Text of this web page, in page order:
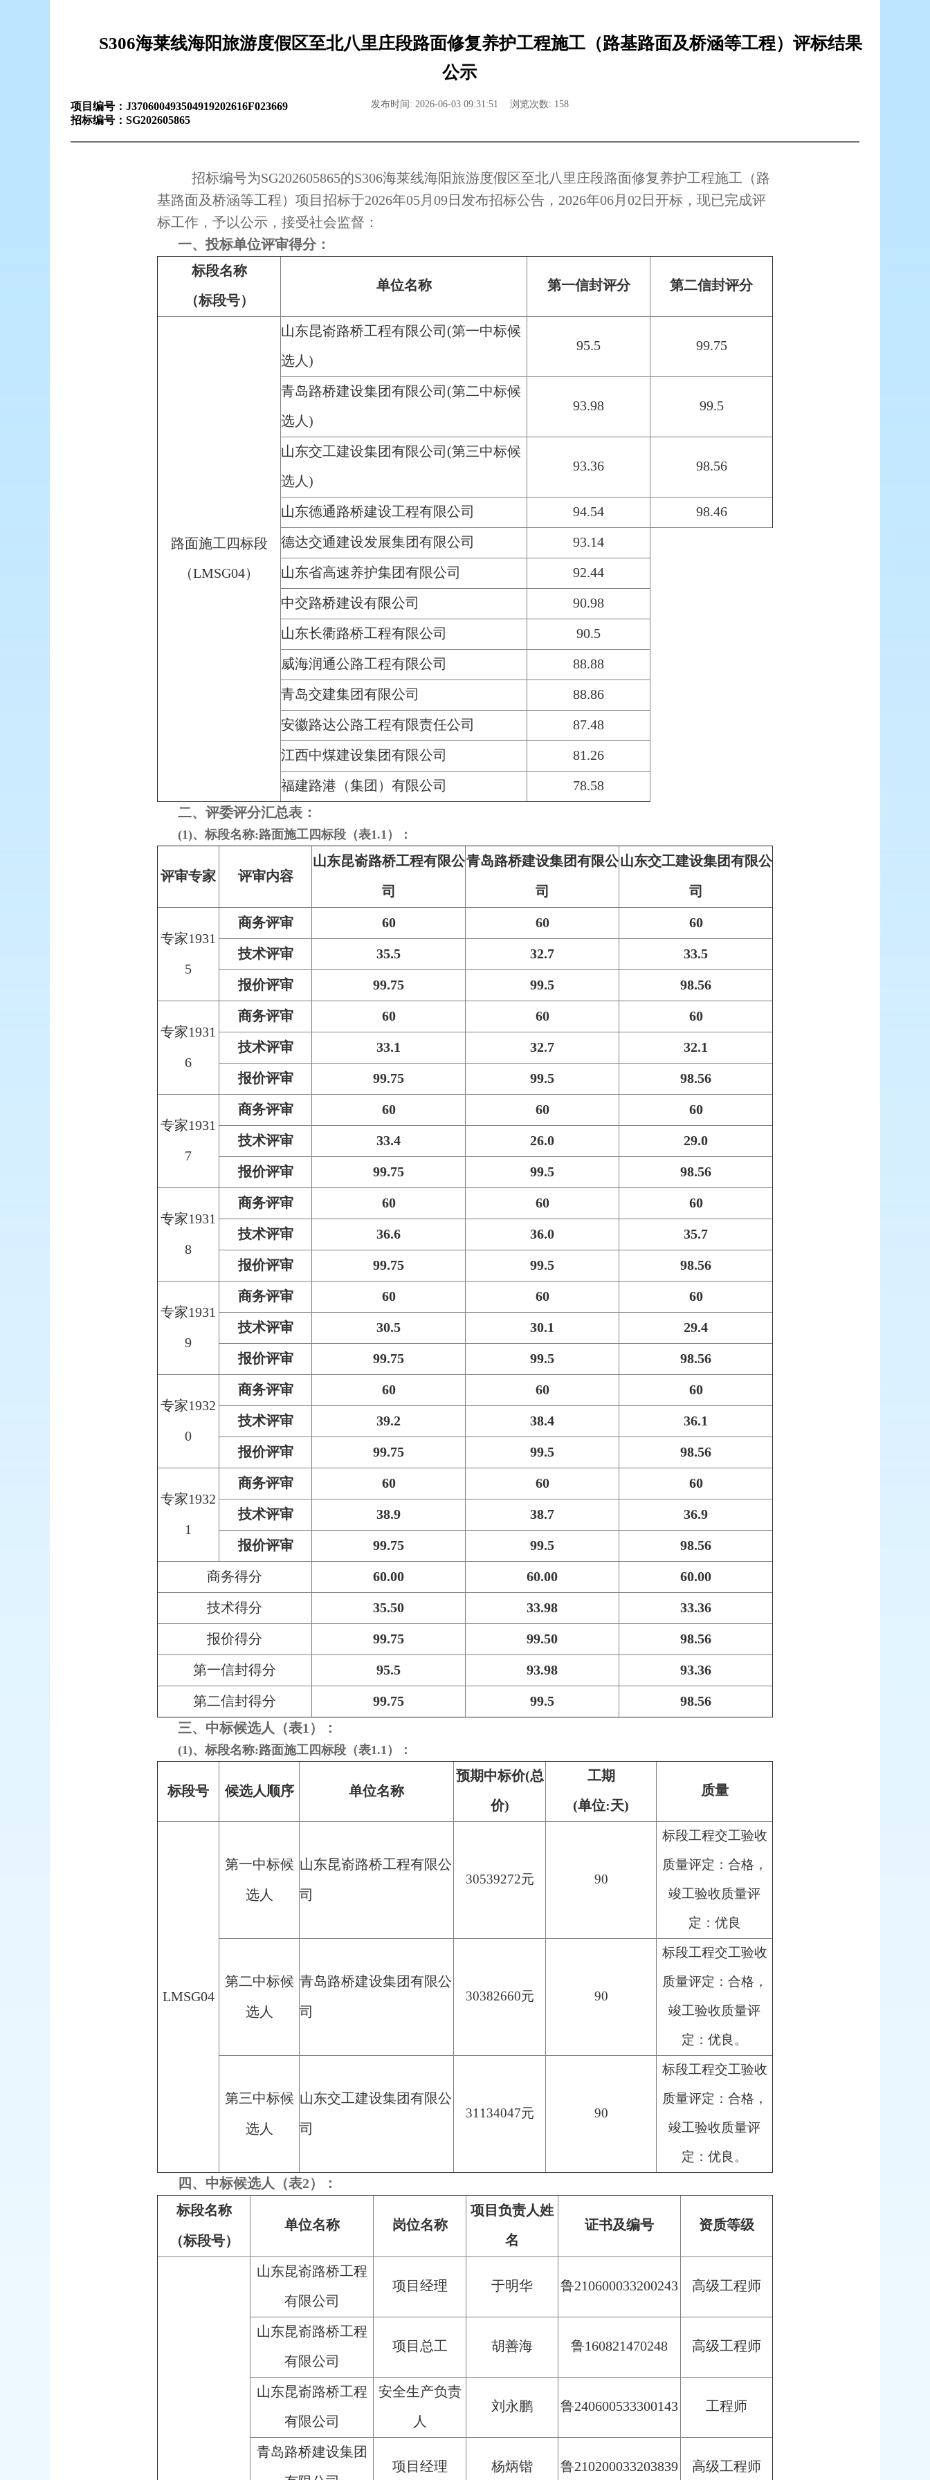
S306海莱线海阳旅游度假区至北八里庄段路面修复养护工程施工（路基路面及桥涵等工程）评标结果
公示
发布时间: 2026-06-03 09:31:51 浏览次数: 158
项目编号： J370600493504919202616F023669
招标编号： SG202605865
招标编号为SG202605865的S306海莱线海阳旅游度假区至北八里庄段路面修复养护工程施工（路
基路面及桥涵等工程）项目招标于2026年05月09日发布招标公告，2026年06月02日开标，现已完成评
标工作，予以公示，接受社会监督：
一、投标单位评审得分：
标段名称
（标段号）
单位名称 第一信封评分 第二信封评分
路面施工四标段
（LMSG04）
山东昆嵛路桥工程有限公司(第一中标候
选人)
95.5 99.75
青岛路桥建设集团有限公司(第二中标候
选人)
93.98 99.5
山东交工建设集团有限公司(第三中标候
选人)
93.36 98.56
山东德通路桥建设工程有限公司 94.54
98.46
德达交通建设发展集团有限公司
93.14
山东省高速养护集团有限公司
92.44
中交路桥建设有限公司
90.98
山东长衢路桥工程有限公司
90.5
威海润通公路工程有限公司
88.88
青岛交建集团有限公司
88.86
安徽路达公路工程有限责任公司
87.48
江西中煤建设集团有限公司
81.26
福建路港（集团）有限公司
78.58
二、评委评分汇总表：
(1)、标段名称:路面施工四标段（表1.1）：
评审专家 评审内容
山东昆嵛路桥工程有限公
司
青岛路桥建设集团有限公
司
山东交工建设集团有限公
司
专家1931
5
商务评审 60 60 60
技术评审 35.5 32.7 33.5
报价评审 99.75 99.5 98.56
专家1931
6
商务评审 60 60 60
技术评审 33.1 32.7 32.1
报价评审 99.75 99.5 98.56
专家1931
7
商务评审 60 60 60
技术评审 33.4 26.0 29.0
报价评审 99.75 99.5 98.56
专家1931
8
商务评审 60 60 60
技术评审 36.6 36.0 35.7
报价评审 99.75 99.5 98.56
专家1931
9
商务评审 60 60 60
技术评审 30.5 30.1 29.4
报价评审 99.75 99.5 98.56
专家1932
0
商务评审 60 60 60
技术评审 39.2 38.4 36.1
报价评审 99.75 99.5 98.56
专家1932
1
商务评审 60 60 60
技术评审 38.9 38.7 36.9
报价评审 99.75 99.5 98.56
商务得分 60.00 60.00 60.00
技术得分 35.50 33.98 33.36
报价得分 99.75 99.50 98.56
第一信封得分 95.5 93.98 93.36
第二信封得分 99.75 99.5
98.56
三、中标候选人（表1）：
(1)、标段名称:路面施工四标段（表1.1）：
标段号 候选人顺序 单位名称
预期中标价(总
价)
工期
(单位:天)
质量
LMSG04
第一中标候
选人
山东昆嵛路桥工程有限公
司
30539272元 90
标段工程交工验收
质量评定：合格，
竣工验收质量评
定：优良
第二中标候
选人
青岛路桥建设集团有限公
司
30382660元 90
标段工程交工验收
质量评定：合格，
竣工验收质量评
定：优良。
第三中标候
选人
山东交工建设集团有限公
司
31134047元 90
标段工程交工验收
质量评定：合格，
竣工验收质量评
定：优良。
四、中标候选人（表2）：
标段名称
（标段号）
单位名称 岗位名称
项目负责人姓
名
证书及编号 资质等级
山东昆嵛路桥工程
有限公司
项目经理 于明华 鲁210600033200243 高级工程师
山东昆嵛路桥工程
有限公司
项目总工 胡善海 鲁160821470248 高级工程师
山东昆嵛路桥工程
有限公司
安全生产负责
人
刘永鹏 鲁240600533300143 工程师
青岛路桥建设集团
项目经理 杨炳锴 鲁210200033203839 高级工程师